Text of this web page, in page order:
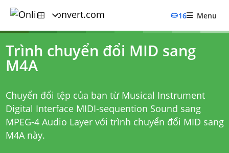
16 Menu
Trình chuyển đổi MID sang
M4A
Chuyển đổi tệp của bạn từ Musical Instrument
Digital Interface MIDI-sequention Sound sang
MPEG-4 Audio Layer với trình chuyển đổi MID sang
M4Anày.